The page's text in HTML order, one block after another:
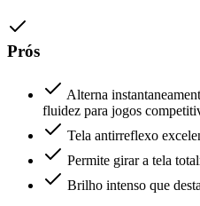
Prós
Alterna
fluidez para jogos
Tela antirreflexo
Permite girar a tela
Brilho intenso que